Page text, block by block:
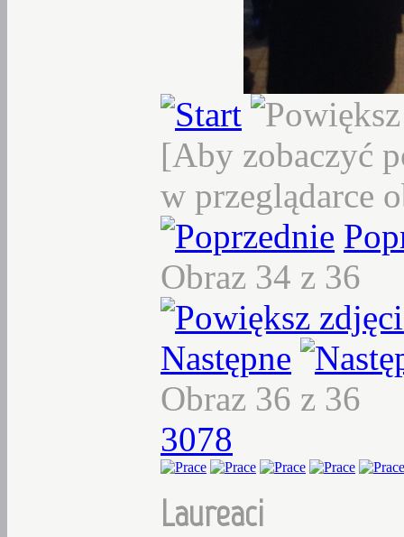
[Aby zobaczyć
w przeglądarce
Obraz 34 z 36
Następne
Obraz 36 z 36
3078
Laureaci